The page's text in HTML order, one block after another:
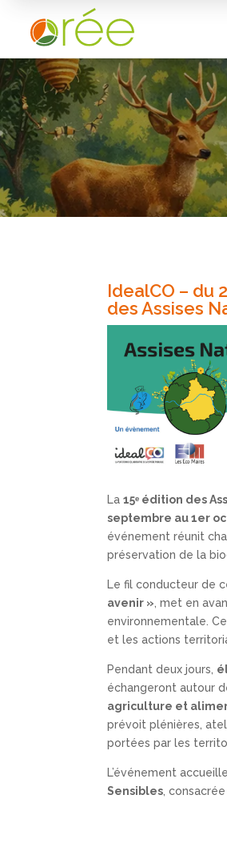
IdealCO – du
des Assises
La15ᵉ édition des
septembre au 1er
événement réunit
préservation de la
Le fil conducteur de
avenir », met en
environnementale.
et les actions
Pendant deux jours,
échangeront autour
agriculture et
prévoit plénières,
portées par les
L’événement
Sensibles,